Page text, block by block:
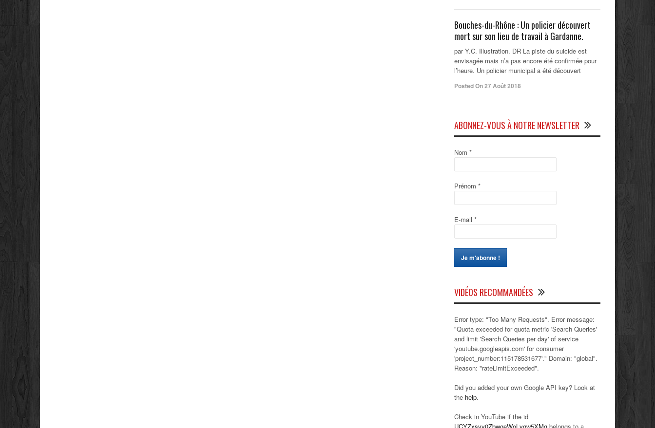
Bouches-du-Rhône : Un policier découvert
mort sur son lieu de travail à Gardanne.
par Y.C. Illustration. DR La piste du suicide est
envisagée mais n’a pas encore été confirmée pour
l’heure. Un policier municipal a été découvert
Posted On 27 Août 2018
ABONNEZ-VOUS À NOTRE NEWSLETTER
Nom *
Prénom *
E-mail *
VIDÉOS RECOMMANDÉES
Error type: "Too Many Requests". Error message:
"Quota exceeded for quota metric 'Search Queries'
and limit 'Search Queries per day' of service
'youtube.googleapis.com' for consumer
'project_number:115178531677'." Domain: "global".
Reason: "rateLimitExceeded".
Did you added your own Google API key? Look at
the help.
Check in YouTube if the id
UCYZxsvv0ZbwqeWoLvqw5XMg belongs to a